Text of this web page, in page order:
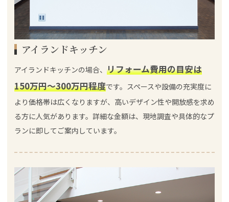
アイランドキッチン
アイランドキッチンの場合、 リフォーム費用の目安は
150万円～300万円程度です。スペースや設備の充実度に
より価格帯は広くなりますが、高いデザイン性や開放感を求め
る方に人気があります。詳細な金額は、現地調査や具体的なプ
ランに即してご案内しています。